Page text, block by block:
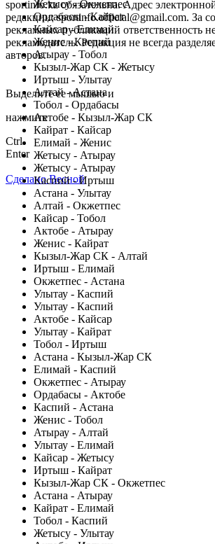
Жетысу - Окжетпес
Ордабасы - Кайрат
Кайсар - Елимай
Женис - Каспий
Атырау - Тобол
Кызыл-Жар СК - Жетысу
Иртыш - Улытау
Алтай - Астана
Тобол - Ордабасы
Актобе - Кызыл-Жар СК
Кайрат - Кайсар
Елимай - Женис
Жетысу - Атырау
Жетысу - Атырау
Каспий - Иртыш
Астана - Улытау
Алтай - Окжетпес
Кайсар - Тобол
Актобе - Атырау
Женис - Кайрат
Кызыл-Жар СК - Алтай
Иртыш - Елимай
Окжетпес - Астана
Улытау - Каспий
Улытау - Каспий
Актобе - Кайсар
Улытау - Кайрат
Тобол - Иртыш
Астана - Кызыл-Жар СК
Елимай - Каспий
Окжетпес - Атырау
Ордабасы - Актобе
Каспий - Астана
Женис - Тобол
Атырау - Алтай
Улытау - Елимай
Кайсар - Жетысу
Иртыш - Кайрат
Кызыл-Жар СК - Окжетпес
Астана - Атырау
Кайрат - Елимай
Тобол - Каспий
Жетысу - Улытау
sportinfo.kz обязательна. Адрес
редакции: sportinfo.official@gmail.com. За
рекламных публикаций ответственность
рекламодатель. Редакция не всегда
авторов.
Заметили ошибку в тексте?
Выделите ее мышью и
нажмите
Ctrl
Enter
Сделано Весной